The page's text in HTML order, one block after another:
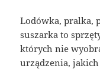
Lodówka, pralka,
suszarka to
których nie
urządzenia,